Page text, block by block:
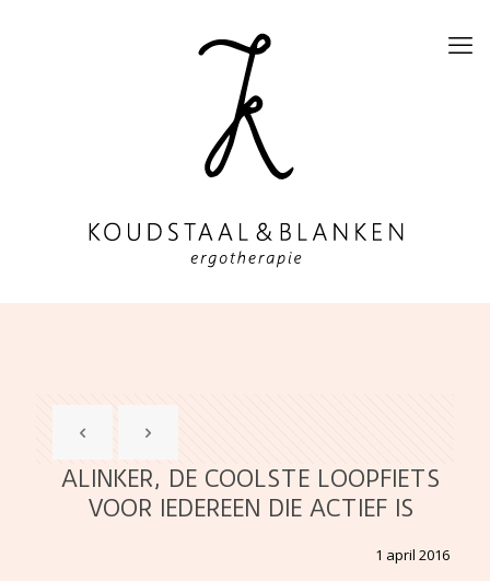
ALINKER, DE COOLSTE LOOPFIETS
VOOR IEDEREEN DIE ACTIEF IS
1 april 2016